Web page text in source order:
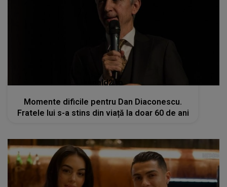
kanald2.ro
Momente dificile pentru Dan Diaconescu.
Fratele lui s-a stins din viață la doar 60 de ani